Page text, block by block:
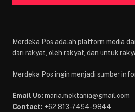
Merdeka Pos adalah platform media
dari rakyat, oleh rakyat, dan untuk
Merdeka Pos ingin menjadi sumber
Email Us: maria.mektania@gmail.com
Contact: +62 813-7494-9844